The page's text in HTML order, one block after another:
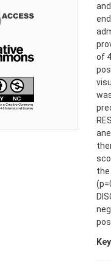
of
the